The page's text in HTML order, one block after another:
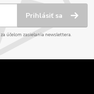
Prihlásiť sa
za účelom zasielania newslettera.